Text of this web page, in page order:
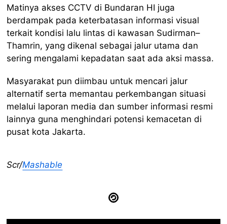
Matinya akses CCTV di Bundaran HI juga
berdampak pada keterbatasan informasi visual
terkait kondisi lalu lintas di kawasan Sudirman–
Thamrin, yang dikenal sebagai jalur utama dan
sering mengalami kepadatan saat ada aksi massa.
Masyarakat pun diimbau untuk mencari jalur
alternatif serta memantau perkembangan situasi
melalui laporan media dan sumber informasi resmi
lainnya guna menghindari potensi kemacetan di
pusat kota Jakarta.
Scr/Mashable